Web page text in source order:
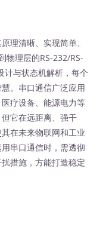
理清晰、实现简单、
物理层的RS-232/RS-
计与状态机解析，每个
。串口通信广泛应用
疗设备、能源电力等
它在远距离、强干
在未来物联网和工业
串口通信时，需透彻
措施，方能打造稳定